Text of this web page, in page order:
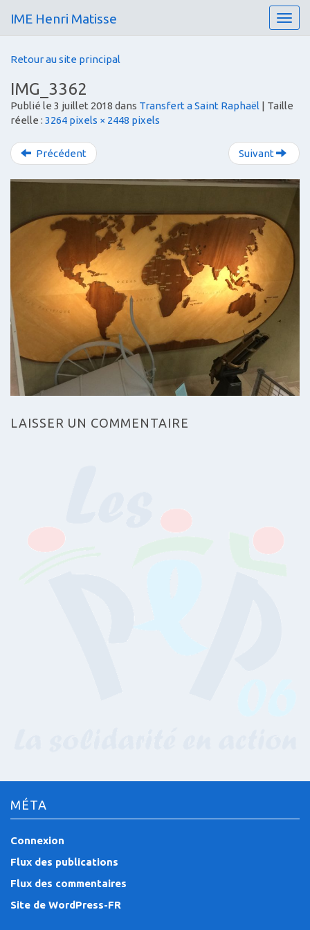
T
o
n
i
g
a
n
IME Henri Matisse
Retour au site principal
IMG_3362
Publié le 3 juillet 2018 dans Transfert a Saint Raphaël | Taille
réelle : 3264 pixels × 2448 pixels
Précédent Suivant
LAISSER UN COMMENTAIRE
MÉTA
Connexion
Flux des publications
Flux des commentaires
Site de WordPress-FR